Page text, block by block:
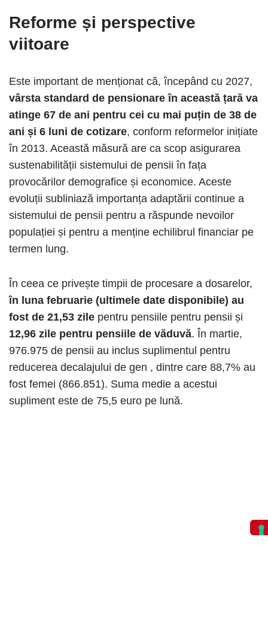
Reforme și perspective
viitoare
Este important de menționat că, începând cu 2027,
vârsta standard de pensionare în această țară va
atinge 67 de ani pentru cei cu mai puțin de 38 de
ani și 6 luni de cotizare, conform reformelor inițiate
în 2013. Această măsură are ca scop asigurarea
sustenabilității sistemului de pensii în fața
provocărilor demografice și economice.​ Aceste
evoluții subliniază importanța adaptării continue a
sistemului de pensii pentru a răspunde nevoilor
populației și pentru a menține echilibrul financiar pe
termen lung.
În ceea ce privește timpii de procesare a dosarelor,
în luna februarie (ultimele date disponibile) au
fost de 21,53 zile pentru pensiile pentru pensii și
12,96 zile pentru pensiile de văduvă. În martie,
976.975 de pensii au inclus suplimentul pentru
reducerea decalajului de gen , dintre care 88,7% au
fost femei (866.851). Suma medie a acestui
supliment este de 75,5 euro pe lună.